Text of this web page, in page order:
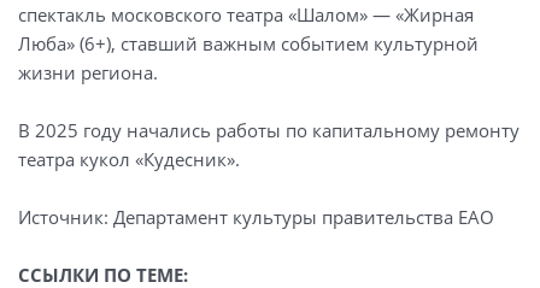
спектакль московского театра «Шалом» — «Жирная
Люба» (6+), ставший важным событием культурной
жизни региона.
В 2025 году начались работы по капитальному ремонту
театра кукол «Кудесник».
Источник: Департамент культуры правительства ЕАО
ССЫЛКИ ПО ТЕМЕ: